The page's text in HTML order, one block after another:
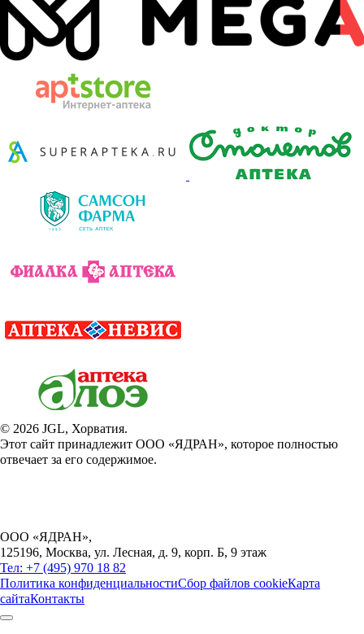
© 2026 JGL, Хорватия.
Этот сайт принадлежит ООО «ЯДРАН», которое полностью
отвечает за его содержимое.
ООО «ЯДРАН»,
125196, Москва, ул. Лесная, д. 9, корп. Б, 9 этаж
Тел: +7 (495) 970 18 82
Политика конфиденциальностиСбор файлов cookieКарта
сайтаКонтакты